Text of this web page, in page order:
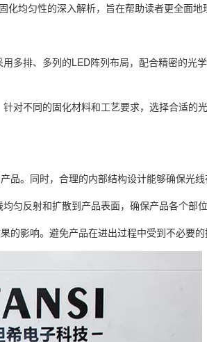
化均匀性的深入解析，旨在帮助读者更全面地
排、多列的LED阵列布局，配合精密的光
不同的固化材料和工艺要求，选择合适的
。同时，合理的内部结构设计能够确保光线
反射和扩散到产品表面，确保产品各个部位
影响。避免产品在进出过程中受到不必要的